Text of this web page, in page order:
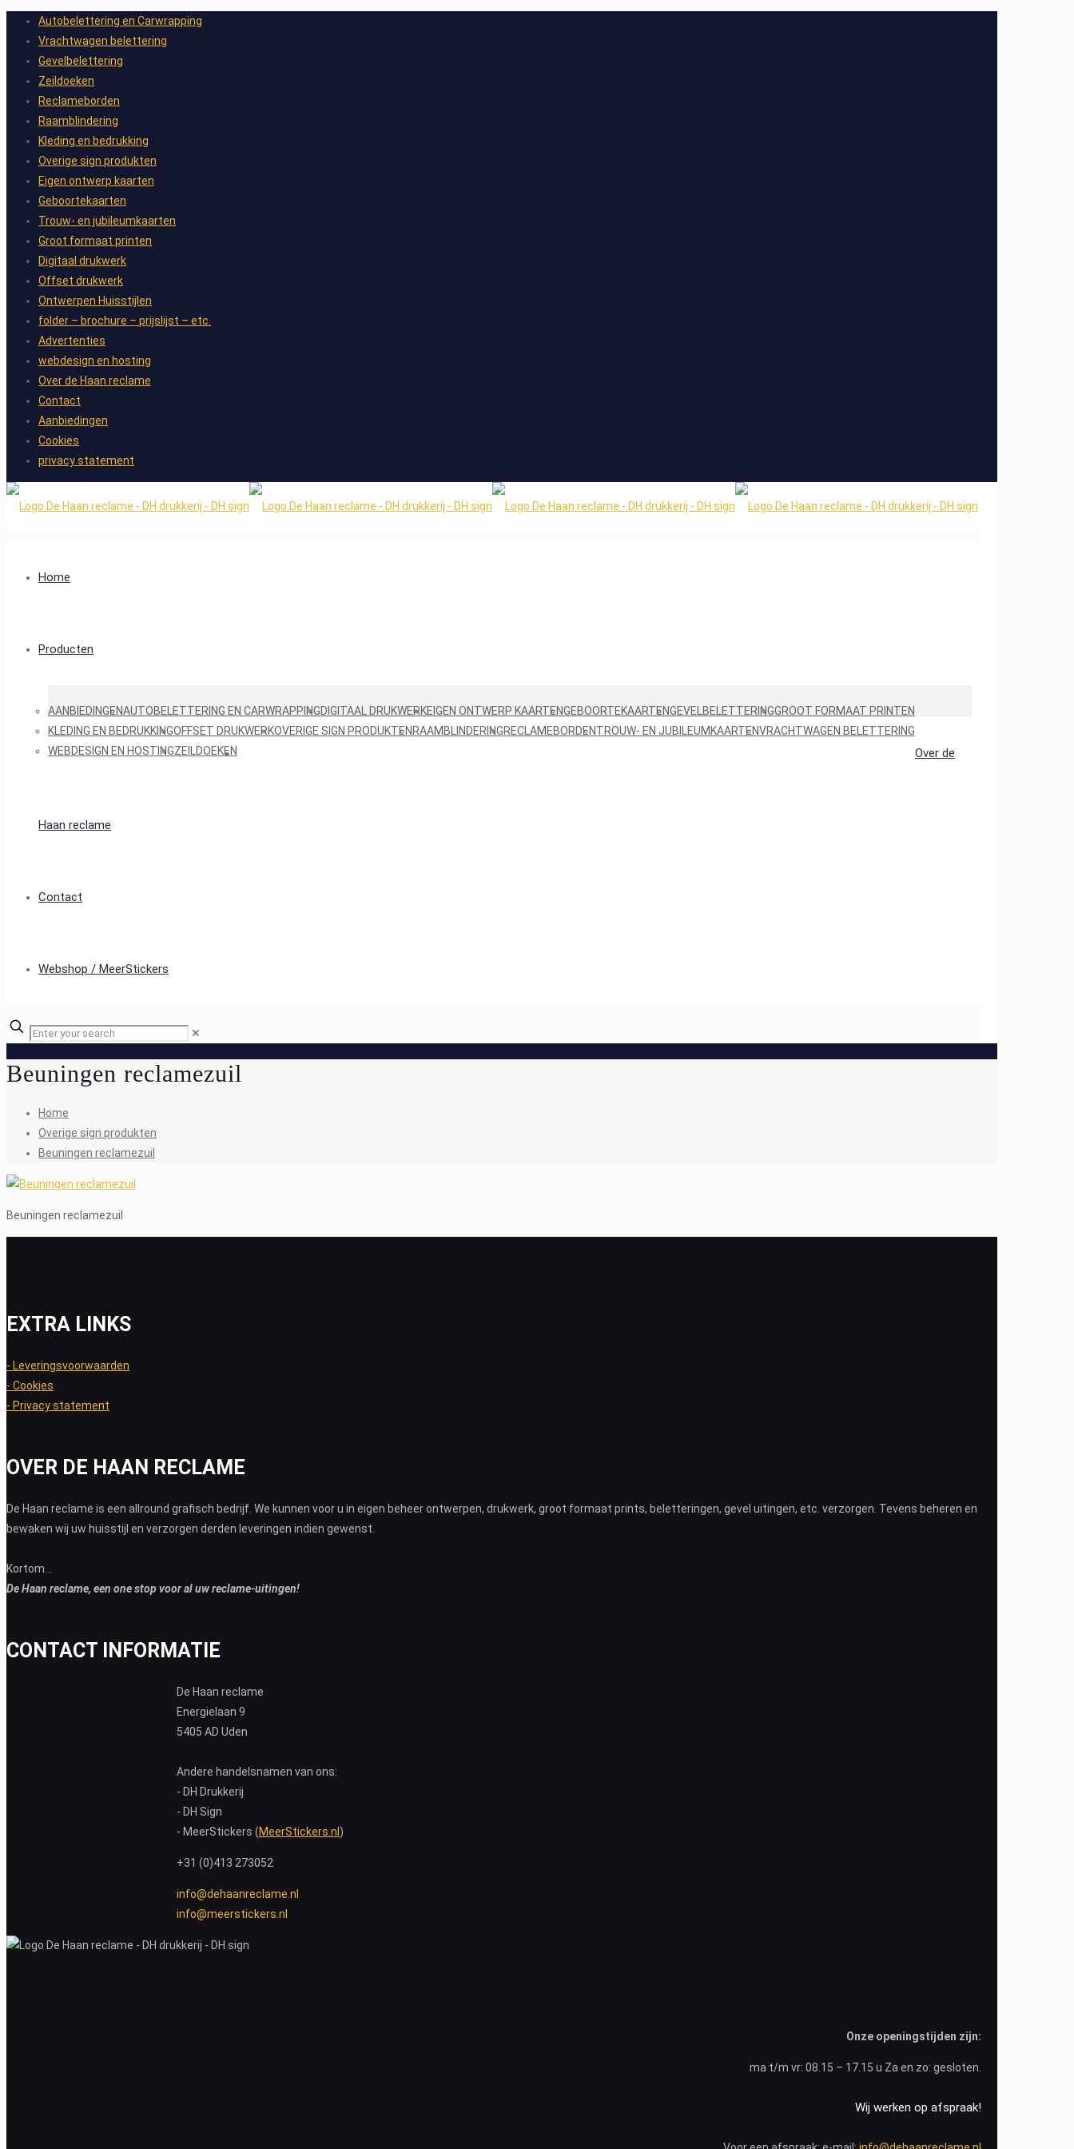
Autobelettering en Carwrapping
Vrachtwagen belettering
Gevelbelettering
Zeildoeken
Reclameborden
Raamblindering
Kleding en bedrukking
Overige sign produkten
Eigen ontwerp kaarten
Geboortekaarten
Trouw- en jubileumkaarten
Groot formaat printen
Digitaal drukwerk
Offset drukwerk
Ontwerpen Huisstijlen
folder – brochure – prijslijst – etc.
Advertenties
webdesign en hosting
Over de Haan reclame
Contact
Aanbiedingen
Cookies
privacy statement
Home
Producten
AANBIEDINGENAUTOBELETTERING EN CARWRAPPINGDIGITAAL DRUKWERKEIGEN ONTWERP KAARTENGEBOORTEKAARTENGEVELBELETTERINGGROOT FORMAAT PRINTEN
KLEDING EN BEDRUKKINGOFFSET DRUKWERKOVERIGE SIGN PRODUKTEN RAAMBLINDERINGRECLAMEBORDENTROUW- EN JUBILEUMKAARTENVRACHTWAGEN BELETTERING
WEBDESIGN EN HOSTINGZEILDOEKEN Over de
Haan reclame
Contact
Webshop / MeerStickers
✕
Beuningen reclamezuil
Home
Overige sign produkten
Beuningen reclamezuil
Beuningen reclamezuil
EXTRA LINKS
- Leveringsvoorwaarden
- Cookies
- Privacy statement
OVER DE HAAN RECLAME
De Haan reclame is een allround grafisch bedrijf. We kunnen voor u in eigen beheer ontwerpen, drukwerk, groot formaat prints, beletteringen, gevel uitingen, etc. verzorgen. Tevens beheren en
bewaken wij uw huisstijl en verzorgen derden leveringen indien gewenst.
Kortom...
De Haan reclame, een one stop voor al uw reclame-uitingen!
CONTACT INFORMATIE
De Haan reclame
Energielaan 9
5405 AD Uden
Andere handelsnamen van ons:
- DH Drukkerij
- DH Sign
- MeerStickers (MeerStickers.nl )
+31 (0)413 273052
info@dehaanreclame.nl
info@meerstickers.nl
Onze openingstijden zijn:
ma t/m vr: 08.15 – 17.15 u Za en zo: gesloten.
Wij werken op afspraak!